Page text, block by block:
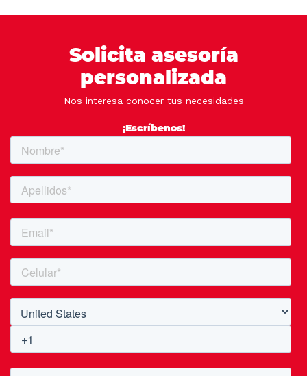
Solicita asesoría
personalizada
Nos interesa conocer tus necesidades
¡Escríbenos!